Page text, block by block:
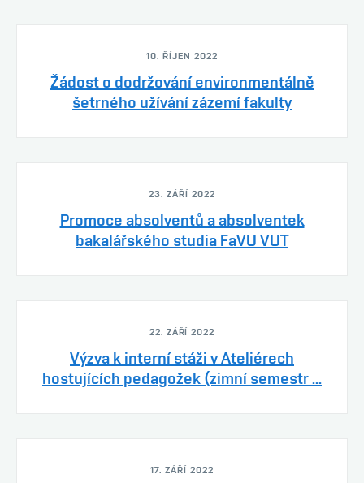
10. ŘÍJEN 2022
Žádost o dodržování environmentálně
šetrného užívání zázemí fakulty
23. ZÁŘÍ 2022
Promoce absolventů a absolventek
bakalářského studia FaVU VUT
22. ZÁŘÍ 2022
Výzva k interní stáži v Ateliérech
hostujících pedagožek (zimní semestr ...
17. ZÁŘÍ 2022